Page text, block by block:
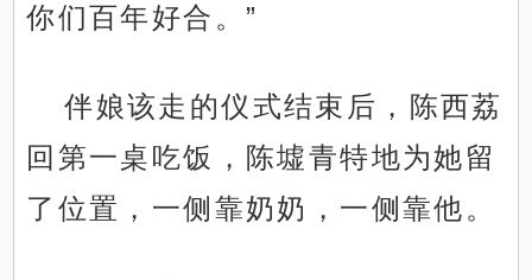
你们百年好合。”
伴娘该走的仪式结束后，陈西荔
回第一桌吃饭，陈墟青特地为她留
了位置，一侧靠奶奶，一侧靠他。